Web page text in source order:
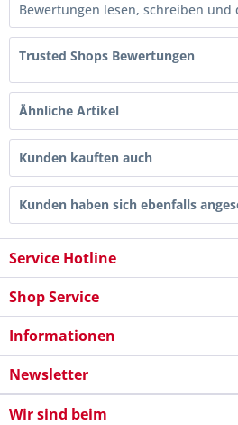
Bewertungen lesen, schreiben und
Trusted Shops Bewertungen
Ähnliche Artikel
Kunden kauften auch
Kunden haben sich ebenfalls
Service Hotline
Shop Service
Informationen
Newsletter
Wir sind beim